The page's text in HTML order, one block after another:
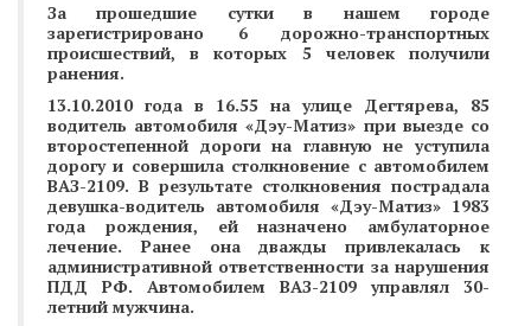
За прошедшие сутки в нашем городе
зарегистрировано 6 дорожно-транспортных
происшествий, в которых 5 человек получили
ранения.
13.10.2010 года в 16.55 на улице Дегтярева, 85
водитель автомобиля «Дэу-Матиз» при выезде со
второстепенной дороги на главную не уступила
дорогу и совершила столкновение с автомобилем
ВАЗ-2109. В результате столкновения пострадала
девушка-водитель автомобиля «Дэу-Матиз» 1983
года рождения, ей назначено амбулаторное
лечение. Ранее она дважды привлекалась к
административной ответственности за нарушения
ПДД РФ. Автомобилем ВАЗ-2109 управлял 30-
летний мужчина.